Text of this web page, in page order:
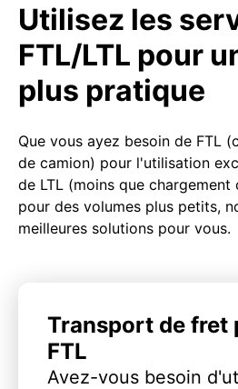
Utilisez les
FTL/LTL pour
plus pratique
Que vous ayez besoin de FTL
de camion) pour l'utilisation
de LTL (moins que
pour des volumes plus petits,
meilleures solutions pour vous.
Transport de fret
FTL
Avez-vous besoin